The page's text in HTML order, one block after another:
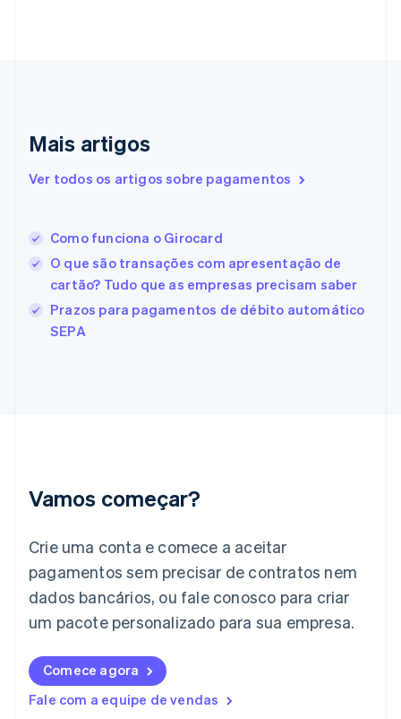
Mais artigos
Ver todos os artigos sobre pagamentos
Como funciona o Girocard
O que são transações com apresentação de
cartão? Tudo que as empresas precisam saber
Prazos para pagamentos de débito automático
SEPA
Vamos começar?
Crie uma conta e comece a aceitar
pagamentos sem precisar de contratos nem
dados bancários, ou fale conosco para criar
um pacote personalizado para sua empresa.
Comece agora
Fale com a equipe de vendas
EnglishItaliano
Español English
Estônia
Finlândia
EnglishSvenska
França
English
Gibraltar
English
Italiano English
日本語English
Letônia
Liechtenstein
Lituânia
English
Luxemburgo